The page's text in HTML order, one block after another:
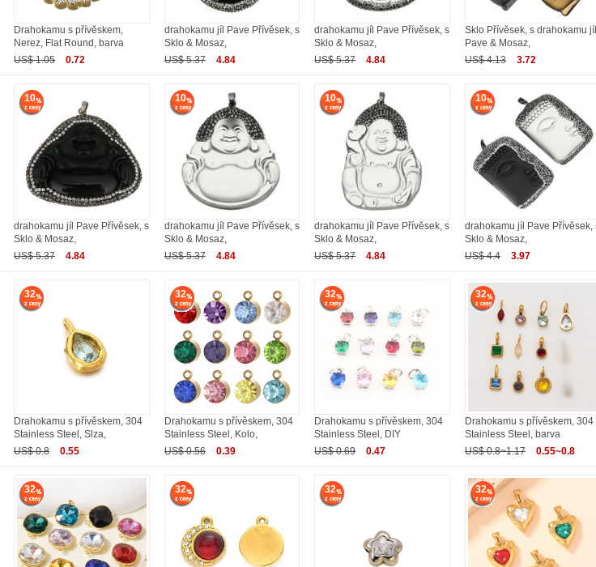
Drahokamu s přívěskem,
Nerez, Flat Round, barva
US$ 1.05
0.72
drahokamu jíl Pave Přívěsek, s
Sklo & Mosaz,
US$ 5.37
4.84
drahokamu jíl Pave Přívěsek, s
Sklo & Mosaz,
US$ 5.37
4.84
Sklo Přívěsek, s drahokamu jíl
Pave & Mosaz,
US$ 4.13
3.72
10
drahokamu jíl Pave Přívěsek, s
Sklo & Mosaz,
US$ 5.37
4.84
10
drahokamu jíl Pave Přívěsek, s
Sklo & Mosaz,
US$ 5.37
4.84
10
drahokamu jíl Pave Přívěsek, s
Sklo & Mosaz,
US$ 5.37
4.84
10
drahokamu jíl Pave Přívěsek,
Sklo & Mosaz,
US$ 4.4
3.97
32
Drahokamu s přívěskem, 304
Stainless Steel, Slza,
US$ 0.8
0.55
32
Drahokamu s přívěskem, 304
Stainless Steel, Kolo,
US$ 0.56
0.39
32
Drahokamu s přívěskem, 304
Stainless Steel, DIY
US$ 0.69
0.47
32
Drahokamu s přívěskem, 304
Stainless Steel, barva
US$ 0.8~1.17
0.55~0.8
32 32 32 32